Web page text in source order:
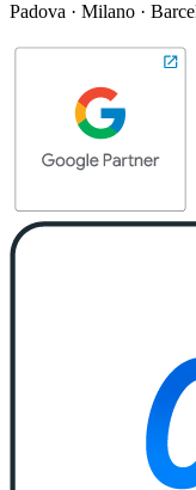
Padova · Milano ·